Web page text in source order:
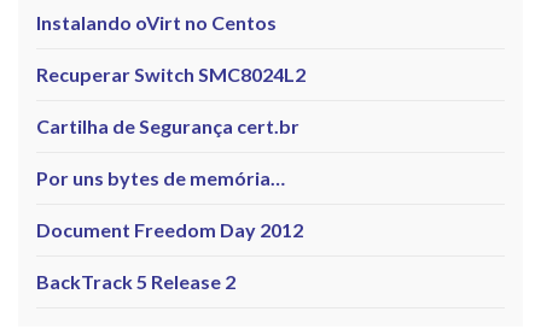
Instalando oVirt no Centos
Recuperar Switch SMC8024L2
Cartilha de Segurança cert.br
Por uns bytes de memória…
Document Freedom Day 2012
BackTrack 5 Release 2